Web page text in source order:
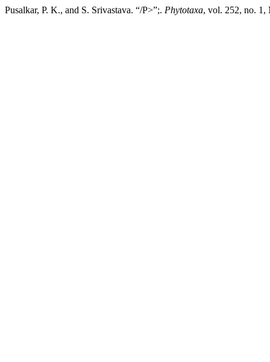
Pusalkar, P. K., and S. Srivastava. “/P>”;. Phytotaxa, vol. 252, no. 1,